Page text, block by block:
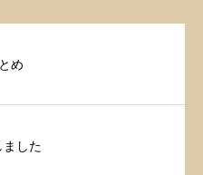
め
ました